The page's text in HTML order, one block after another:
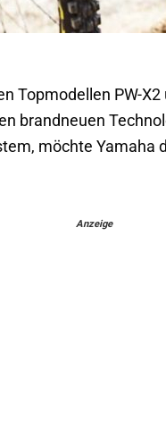
Topmodellen PW-
brandneuen
möchte Yamaha
Anzeige